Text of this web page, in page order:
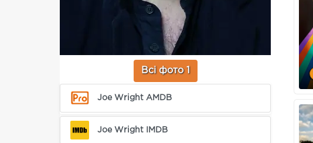
Всі фото 1
Joe Wright AMDB
Joe Wright IMDB